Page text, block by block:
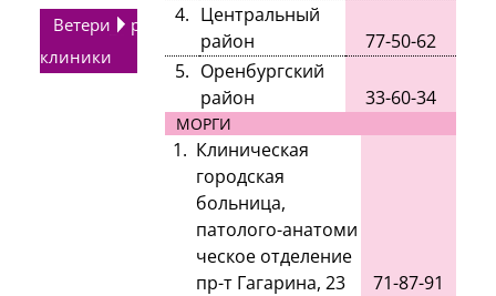
Ветеринарные
клиники
4. Центральный
район
77-50-62
5. Оренбургский
район
33-60-34
МОРГИ
1. Клиническая
городская
больница,
патолого-анатоми
ческое отделение
пр-т Гагарина, 23
71-87-91